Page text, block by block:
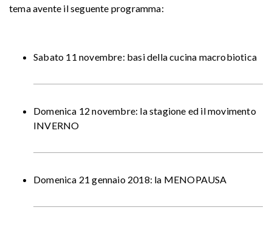
tema avente il seguente programma:
Sabato 11 novembre: basi della cucina macrobiotica
Domenica 12 novembre: la stagione ed il movimento
INVERNO
Domenica 21 gennaio 2018: la MENOPAUSA